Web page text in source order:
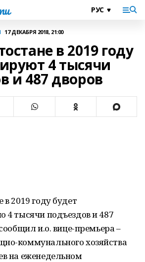
17 ДЕКАБРЯ 2018, 21:00
в 2019 году
4 тысячи
и 487 дворов
2019 году будет
4 тысячи подъездов и 487
и.о. вице-премьера –
коммунального хозяйства
на еженедельном